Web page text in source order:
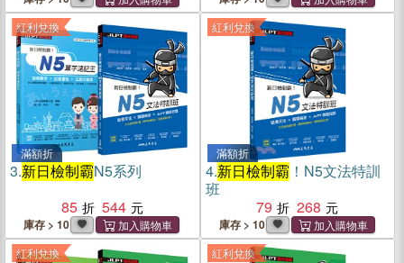
紅利兌換
滿額折
3.新日檢制霸N5系列
85
544
庫存 > 10
紅利兌換
滿額折
4.新日檢制霸 ！N5文法特訓
班
79
268
庫存 > 10
紅利兌換 紅利兌換